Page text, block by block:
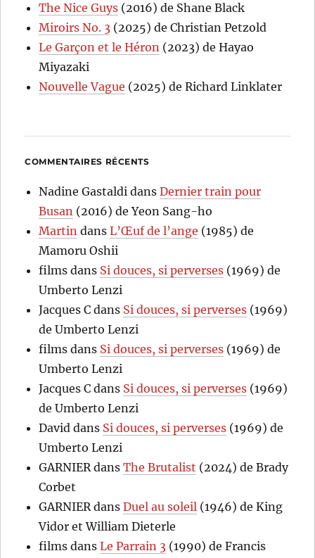
The Nice Guys (2016) de Shane Black
Miroirs No. 3 (2025) de Christian Petzold
Le Garçon et le Héron (2023) de Hayao
Miyazaki
Nouvelle Vague (2025) de Richard Linklater
COMMENTAIRES RÉCENTS
Nadine Gastaldi dansDernier train pour
Busan (2016) de Yeon Sang-ho
Martin dansL’Œuf de l’ange (1985) de
Mamoru Oshii
films dans Si douces, si perverses (1969) de
Umberto Lenzi
Jacques C dans Si douces, si perverses (1969)
de Umberto Lenzi
films dans Si douces, si perverses (1969) de
Umberto Lenzi
Jacques C dans Si douces, si perverses (1969)
de Umberto Lenzi
David dans Si douces, si perverses (1969) de
Umberto Lenzi
GARNIERdansThe Brutalist (2024) de Brady
Corbet
GARNIERdansDuel au soleil (1946) de King
Vidor et William Dieterle
films dansLe Parrain 3 (1990) de Francis